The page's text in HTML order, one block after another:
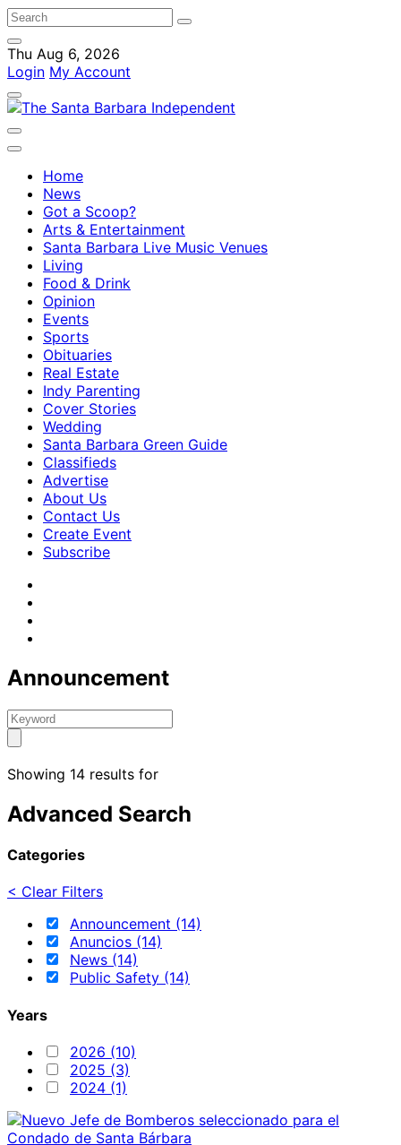
Thu Aug 6, 2026
Login My Account
Home
News
Got a Scoop?
Arts & Entertainment
Santa Barbara Live Music Venues
Living
Food & Drink
Opinion
Events
Sports
Obituaries
Real Estate
Indy Parenting
Cover Stories
Wedding
Santa Barbara Green Guide
Classifieds
Advertise
About Us
Contact Us
Create Event
Subscribe
Announcement
Showing 14 results for
Advanced Search
Categories
< Clear Filters
Announcement (14)
Anuncios (14)
News (14)
Public Safety (14)
Years
2026 (10)
2025 (3)
2024 (1)